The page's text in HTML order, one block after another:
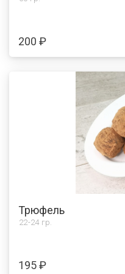
200 ₽
Трюфель
22-24 гр.
195 ₽